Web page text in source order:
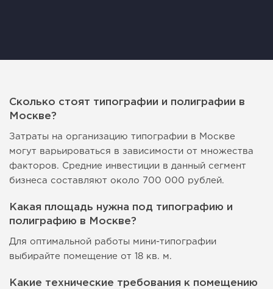
Сколько стоят типографии и полиграфии в
Москве?
Затраты на организацию типографии в Москве
могут варьироваться в зависимости от множества
факторов. Средние инвестиции в данный сегмент
бизнеса составляют около 700 000 рублей.
Какая площадь нужна под типографию и
полиграфию в Москве?
Для оптимальной работы мини-типографии
выбирайте помещение от 18 кв. м.
Какие технические требования к помещению